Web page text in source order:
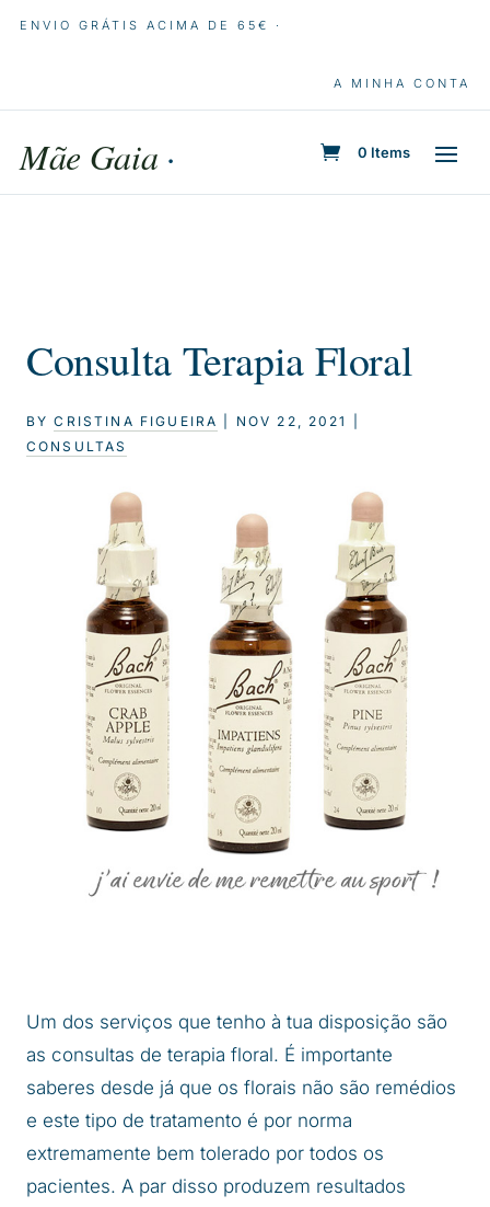
ENVIO GRÁTIS ACIMA DE 65€ ·
A MINHA CONTA
Mãe Gaia · 0 Items
Consulta Terapia Floral
BYCRISTINA FIGUEIRA NOV 22, 2021
CONSULTAS
Um dos serviços que tenho à tua disposição são
as consultas de terapia floral. É importante
saberes desde já que os florais não são remédios
e este tipo de tratamento é por norma
extremamente bem tolerado por todos os
pacientes. A par disso produzem resultados